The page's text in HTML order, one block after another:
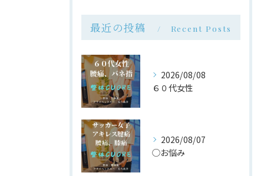
最近の投稿 Recent Posts
2026/08/08
６０代女性
2026/08/07
◯お悩み